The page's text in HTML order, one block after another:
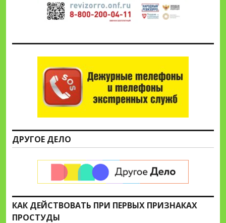
ДРУГОЕ ДЕЛО
КАК ДЕЙСТВОВАТЬ ПРИ ПЕРВЫХ ПРИЗНАКАХ
ПРОСТУДЫ